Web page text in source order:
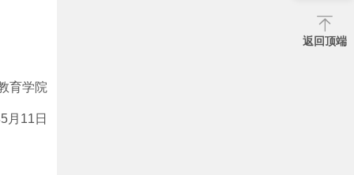
育学院
11日
返回顶端